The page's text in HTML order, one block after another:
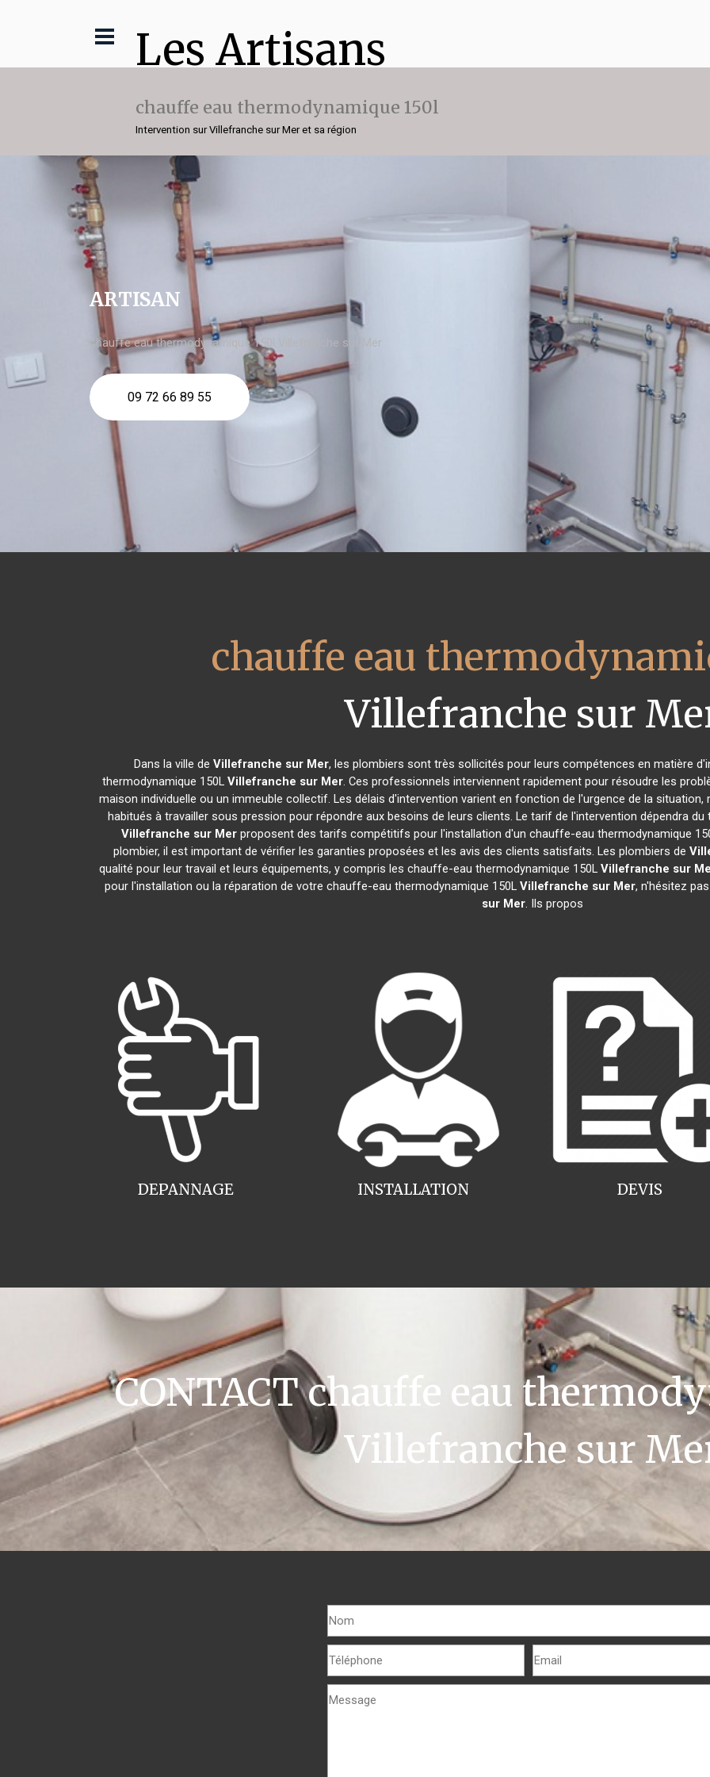
Les Artisans
chauffe eau thermodynamique 150l
Intervention sur Villefranche sur Mer et sa région
ARTISAN
chauffe eau thermodynamique 150l Villefranche sur Mer
09 72 66 89 55
chauffe eau
Villefranche sur
Dans la ville de Villefranche sur Mer, les plombiers sont très sollicités pour leurs compétences en matière
thermodynamique 150L Villefranche sur Mer. Ces professionnels interviennent rapidement pour résoudre les
maison individuelle ou un immeuble collectif. Les délais d'intervention varient en fonction de l'urgence de la
habitués à travailler sous pression pour répondre aux besoins de leurs clients. Le tarif de l'intervention dépendra
Villefranche sur Mer proposent des tarifs compétitifs pour l'installation d'un chauffe-eau thermodynamique
plombier, il est important de vérifier les garanties proposées et les avis des clients satisfaits. Les plombiers de
qualité pour leur travail et leurs équipements, y compris les chauffe-eau thermodynamique 150L Villefranche sur
pour l'installation ou la réparation de votre chauffe-eau thermodynamique 150L Villefranche sur Mer, n'hésitez
sur Mer. Ils propos
INSTALLATION
DEPANNAGE DEVIS
CONTACT chauffe eau
Villefranche sur